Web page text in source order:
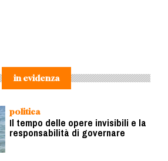
in evidenza
politica
Il tempo delle opere invisibili e la
responsabilità di governare